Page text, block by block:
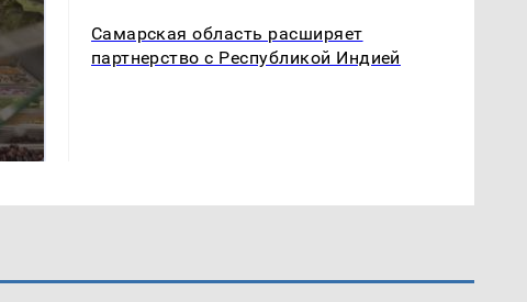
Самарская область расширяет
партнерство с Республикой Индией